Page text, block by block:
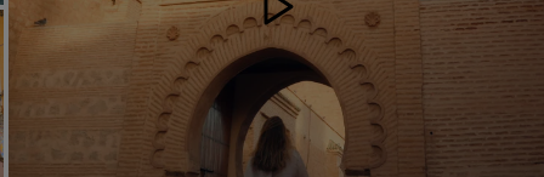
العلامات التجارية التابعة في الصين